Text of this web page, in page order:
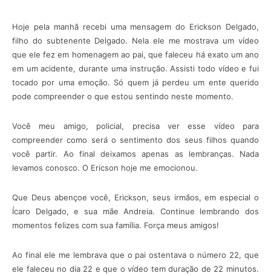
Hoje pela manhã recebi uma mensagem do Erickson Delgado,
filho do subtenente Delgado. Nela ele me mostrava um vídeo
que ele fez em homenagem ao pai, que faleceu há exato um ano
em um acidente, durante uma instrução. Assisti todo vídeo e fui
tocado por uma emoção. Só quem já perdeu um ente querido
pode compreender o que estou sentindo neste momento.
Você meu amigo, policial, precisa ver esse vídeo para
compreender como será o sentimento dos seus filhos quando
você partir. Ao final deixamos apenas as lembranças. Nada
levamos conosco. O Ericson hoje me emocionou.
Que Deus abençoe você, Erickson, seus irmãos, em especial o
Ícaro Delgado, e sua mãe Andreia. Continue lembrando dos
momentos felizes com sua família. Força meus amigos!
Ao final ele me lembrava que o pai ostentava o número 22, que
ele faleceu no dia 22 e que o vídeo tem duração de 22 minutos.